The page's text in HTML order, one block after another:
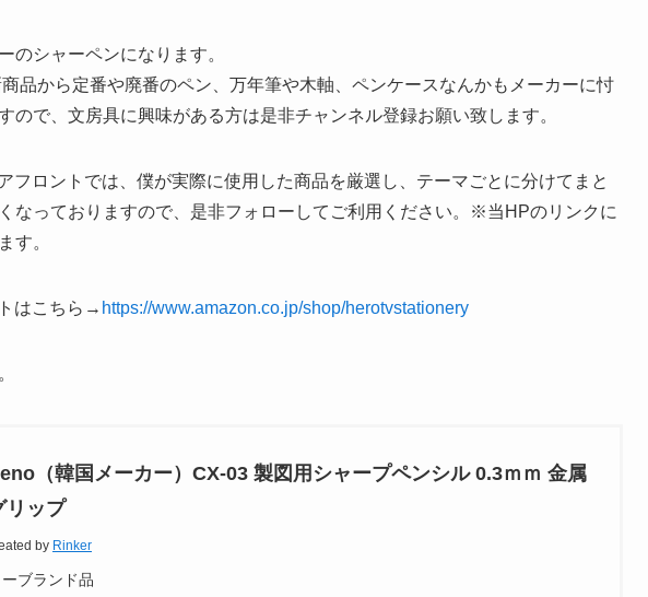
のシャーペンになります。
品から定番や廃番のペン、万年筆や木軸、ペンケースなんかもメーカーに忖
ので、文房具に興味がある方は是非チャンネル登録お願い致します。
フロントでは、僕が実際に使用した商品を厳選し、テーマごとに分けてまと
なっておりますので、是非フォローしてご利用ください。※当HPのリンクに
す。
はこちら→ https://www.amazon.co.jp/shop/herotvstationery
（韓国メーカー）CX-03 製図用シャープペンシル 0.3ｍｍ 金属
リップ
by Rinker
ーブランド品